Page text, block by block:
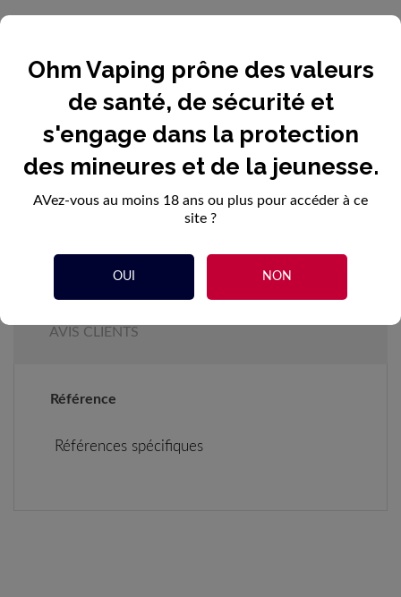
Ohm Vaping prône des valeurs
de santé, de sécurité et
s'engage dans la protection
des mineures et de la jeunesse.
AVez-vous au moins 18 ans ou plus pour accéder à ce
site ?
OUI NON
Quantité
AJOUTER AU PANIER
DÉTAILS DU PRODUIT
AVIS CLIENTS
Référence
Références spécifiques